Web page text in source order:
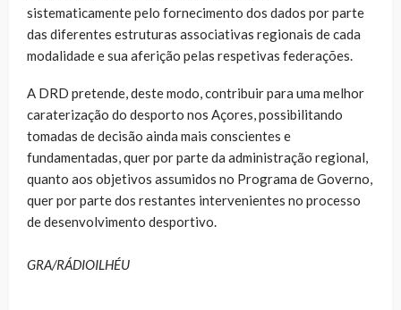
sistematicamente pelo fornecimento dos dados por parte
das diferentes estruturas associativas regionais de cada
modalidade e sua aferição pelas respetivas federações.
A DRD pretende, deste modo, contribuir para uma melhor
caraterização do desporto nos Açores, possibilitando
tomadas de decisão ainda mais conscientes e
fundamentadas, quer por parte da administração regional,
quanto aos objetivos assumidos no Programa de Governo,
quer por parte dos restantes intervenientes no processo
de desenvolvimento desportivo.
GRA/RÁDIOILHÉU